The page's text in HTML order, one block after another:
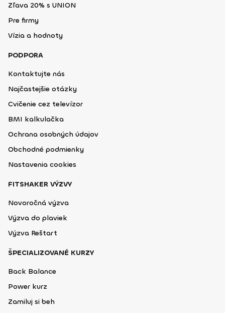
Zľava 20% s UNION
Pre firmy
Vízia a hodnoty
PODPORA
Kontaktujte nás
Najčastejšie otázky
Cvičenie cez televízor
BMI kalkulačka
Ochrana osobných údajov
Obchodné podmienky
Nastavenia cookies
FITSHAKER VÝZVY
Novoročná výzva
Výzva do plaviek
Výzva Reštart
ŠPECIALIZOVANÉ KURZY
Back Balance
Power kurz
Zamiluj si beh